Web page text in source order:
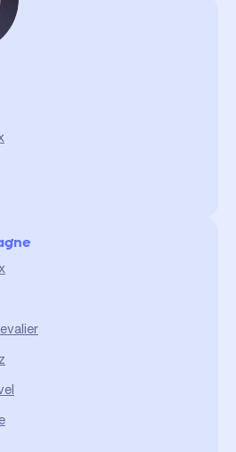
et le partage sont
qui me sont
et qui me permettent
un service durable